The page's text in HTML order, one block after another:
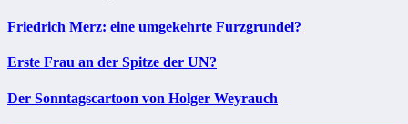
Friedrich Merz: eine umgekehrte Furzgrundel?
Erste Frau an der Spitze der UN?
Der Sonntagscartoon von Holger Weyrauch